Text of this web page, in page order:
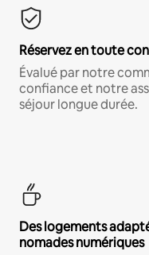
Réservez en toute
Évalué par notre
confiance et notre
séjour longue durée.
Des logements
nomades numériques